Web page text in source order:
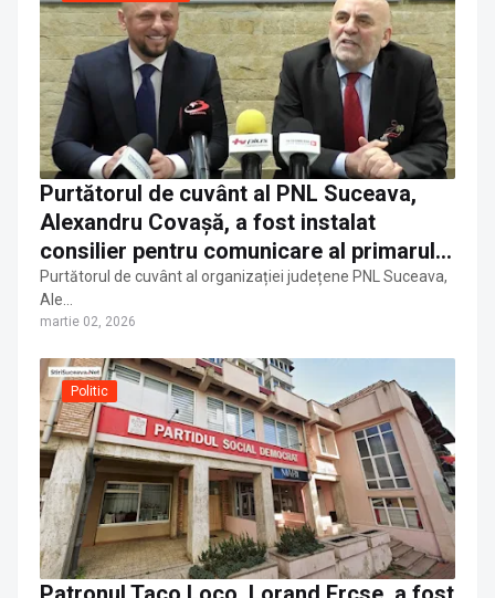
Purtătorul de cuvânt al PNL Suceava,
Alexandru Covașă, a fost instalat
consilier pentru comunicare al primarului
PSD Vasile Rîmbu
Purtătorul de cuvânt al organizației județene PNL Suceava,
Ale…
martie 02, 2026
Politic